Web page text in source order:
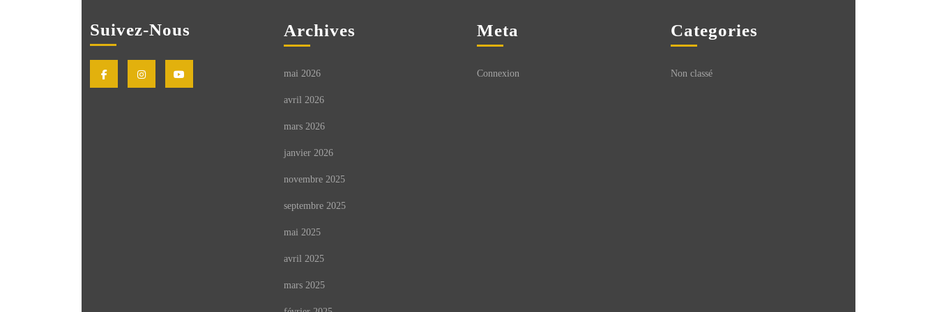
Suivez-Nous
Facebook Instagram
Archives
mai 2026
avril 2026
mars 2026
janvier 2026
novembre 2025
septembre 2025
mai 2025
avril 2025
mars 2025
Meta
Connexion
Categories
Non classé